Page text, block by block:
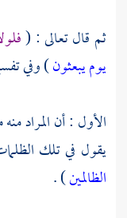
ثم قال تعالى : (
يوم يبعثون) وفي
الأول : أن المراد
يقول في تلك
الظالمين) .